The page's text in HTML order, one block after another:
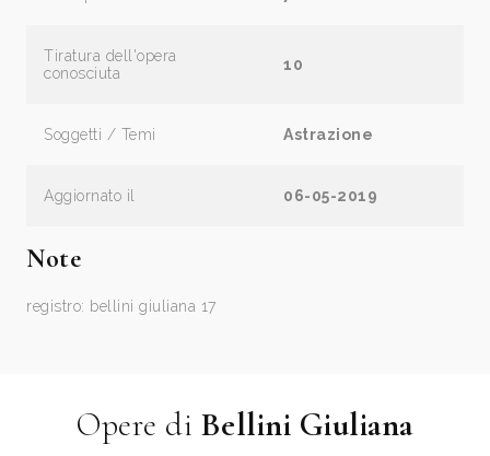
Tiratura dell'opera
conosciuta
10
Soggetti / Temi Astrazione
Aggiornato il 06-05-2019
Note
registro: bellini giuliana 17
Opere di Bellini Giuliana